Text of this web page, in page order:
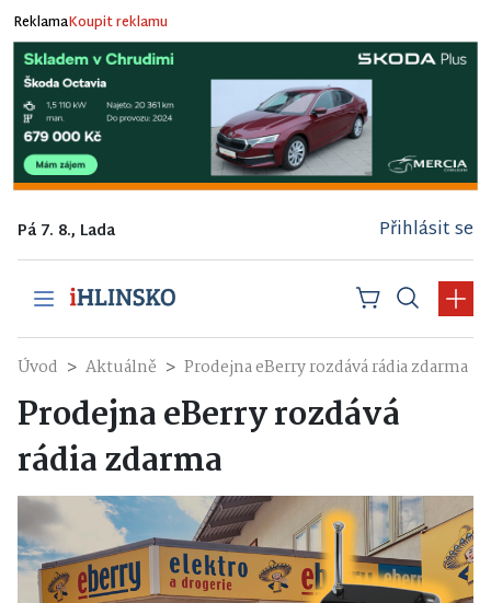
ReklamaKoupit reklamu
Pá 7. 8., Lada Přihlásit se
Úvod Aktuálně Prodejna eBerry rozdává rádia zdarma
Prodejna eBerry rozdává
rádia zdarma